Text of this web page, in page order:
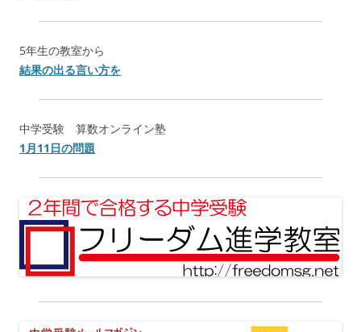
5年生の教室から
結果の出る言い方を
中学受験 算数オンライン塾
1月11日の問題